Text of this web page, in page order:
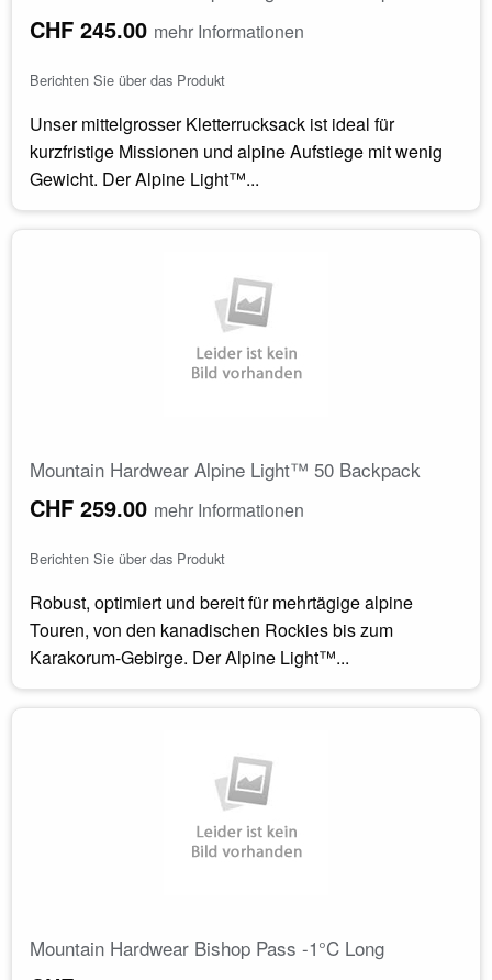
CHF 245.00 mehr Informationen
Berichten Sie über das Produkt
Unser mittelgrosser Kletterrucksack ist ideal für
kurzfristige Missionen und alpine Aufstiege mit wenig
Gewicht. Der Alpine Light™...
Mountain Hardwear Alpine Light™ 50 Backpack
CHF 259.00 mehr Informationen
Berichten Sie über das Produkt
Robust, optimiert und bereit für mehrtägige alpine
Touren, von den kanadischen Rockies bis zum
Karakorum-Gebirge. Der Alpine Light™...
Mountain Hardwear Bishop Pass -1°C Long